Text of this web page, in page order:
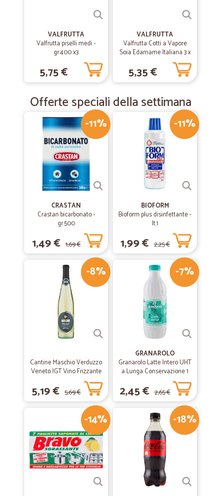
— Martina C.
Tutto perfetto
Arrivato tutto, velocità, qualità. Consiglio l’esperienza
05/04/2019
—Raffaella C.
Precione e puntualità nella consegns
Precione e puntualità nella consegns
—Massimo C.
Ottima scelta
Spedizione puntuale e veloce con un bel pensierino da parte vostra
VALFRUTTA
Valfrutta piselli medi -
gr.400 x3
5,75 €
VALFRUTTA
Valfrutta Cotti a Vapore
Soia Edamame Italiana 3 x
5,35 €
Offerte speciali della settimana
-11%
CRASTAN
Crastan bicarbonato -
gr.500
1,49 € 1,69 €
-11%
BIOFORM
Bioform plus disinfettante -
lt.1
1,99 € 2,25 €
-8%
Cantine Maschio Verduzzo
Veneto IGT Vino Frizzante
5,19 € 5,69 €
-7%
GRANAROLO
Granarolo Latte Intero UHT
a Lunga Conservazione 1
2,45 € 2,65 €
-14% -18%